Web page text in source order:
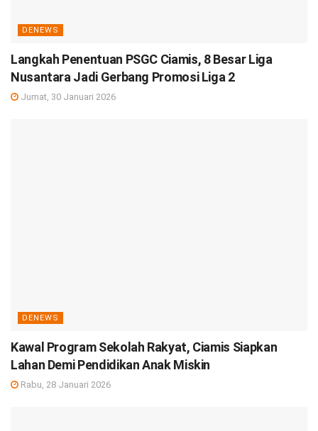
DENEWS
Langkah Penentuan PSGC Ciamis, 8 Besar Liga
Nusantara Jadi Gerbang Promosi Liga 2
Jumat, 30 Januari 2026
DENEWS
Kawal Program Sekolah Rakyat, Ciamis Siapkan
Lahan Demi Pendidikan Anak Miskin
Rabu, 28 Januari 2026